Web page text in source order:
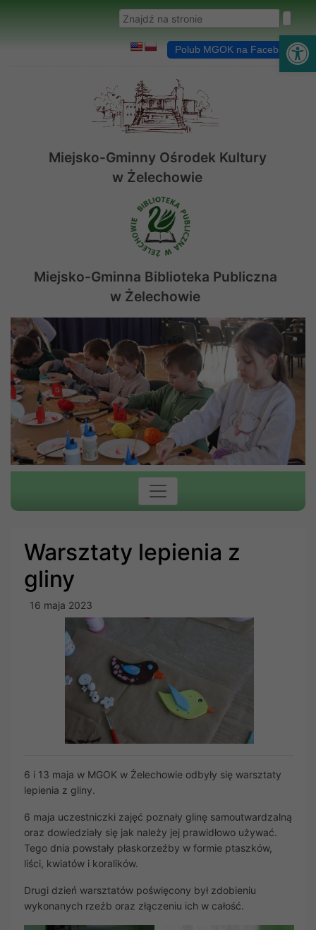
Wyszukaj w serwisie
Polub MGOK na Facebooku
Miejsko-Gminny Ośrodek Kultury
w Żelechowie
Miejsko-Gminna Biblioteka Publiczna
w Żelechowie
Warsztaty lepienia z
gliny
16 maja 2023
6 i 13 maja w MGOK w Żelechowie odbyły się warsztaty
lepienia z gliny.
6 maja uczestniczki zajęć poznały glinę samoutwardzalną
oraz dowiedziały się jak należy jej prawidłowo używać.
Tego dnia powstały płaskorzeźby w formie ptaszków,
liści, kwiatów i koralików.
Drugi dzień warsztatów poświęcony był zdobieniu
wykonanych rzeźb oraz złączeniu ich w całość.